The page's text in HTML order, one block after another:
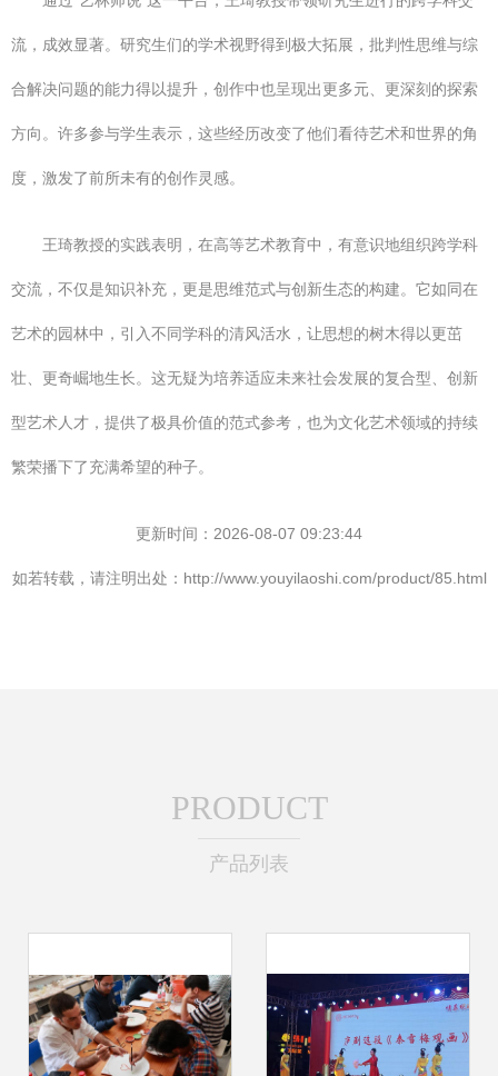
流，成效显著。研究生们的学术视野得到极大拓展，批判性思维与综
合解决问题的能力得以提升，创作中也呈现出更多元、更深刻的探索
方向。许多参与学生表示，这些经历改变了他们看待艺术和世界的角
度，激发了前所未有的创作灵感。
王琦教授的实践表明，在高等艺术教育中，有意识地组织跨学科
交流，不仅是知识补充，更是思维范式与创新生态的构建。它如同在
艺术的园林中，引入不同学科的清风活水，让思想的树木得以更茁
壮、更奇崛地生长。这无疑为培养适应未来社会发展的复合型、创新
型艺术人才，提供了极具价值的范式参考，也为文化艺术领域的持续
繁荣播下了充满希望的种子。
更新时间：2026-08-07 09:23:44
如若转载，请注明出处：http://www.youyilaoshi.com/product/85.html
PRODUCT
产品列表